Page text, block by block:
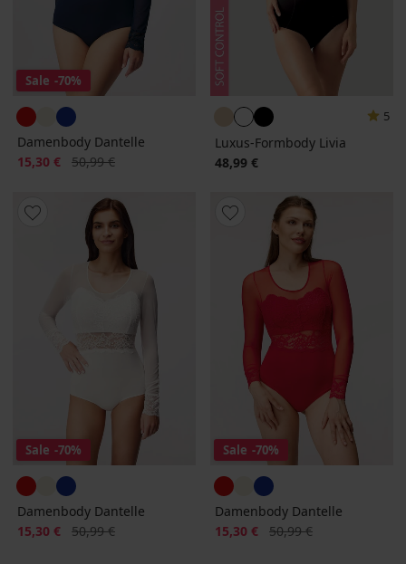
Sale -70%
Damenbody Dantelle
Rabatt
15,30 € Alter Preis
50,99 €
5
Luxus-Formbody Livia
48,99 €
Sale -70%
Damenbody Dantelle
Rabatt
15,30 € Alter Preis
50,99 €
Sale -70%
Damenbody Dantelle
Rabatt
15,30 € Alter Preis
50,99 €